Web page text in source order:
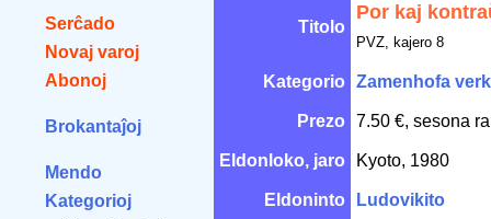
Serĉado
Novaj varoj
Abonoj
Brokantaĵoj
Mendo
Kategorioj
Titolo
Por kaj
PVZ, kajero 8
Kategorio Zamenhofa
Prezo 7.50 €, sesona
Eldonloko, jaro Kyoto, 1980
Eldoninto Ludovikito